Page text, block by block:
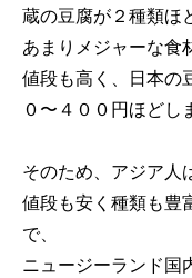
蔵の豆腐が２種類ほ
あまりメジャーな食
値段も高く、日本の
０〜４００円ほどし
そのため、アジア人
値段も安く種類も豊
で、
ニュージーランド国